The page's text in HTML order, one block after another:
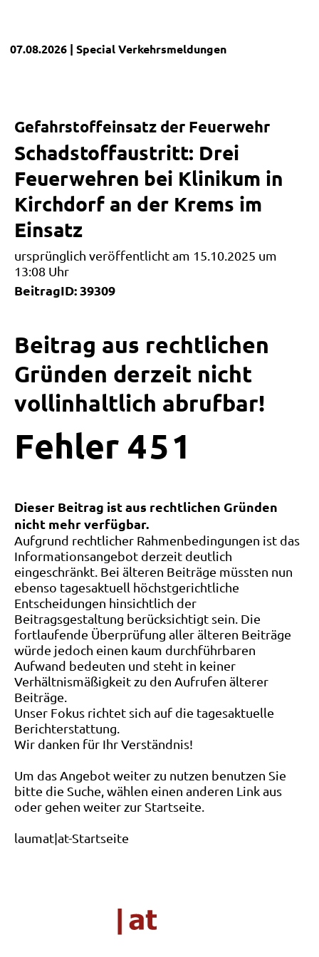
07.08.2026 | SpecialVerkehrsmeldungen
Gefahrstoffeinsatz der Feuerwehr
Schadstoffaustritt: Drei
Feuerwehren bei Klinikum in
Kirchdorf an der Krems im
Einsatz
ursprünglich veröffentlicht am 15.10.2025 um
13:08 Uhr
BeitragID: 39309
Beitrag aus rechtlichen
Gründen derzeit nicht
vollinhaltlich abrufbar!
Fehler 4 5 1
Dieser Beitrag ist aus rechtlichen Gründen
nicht mehr verfügbar.
Aufgrund rechtlicher Rahmenbedingungen ist das
Informationsangebot derzeit deutlich
eingeschränkt. Bei älteren Beiträge müssten nun
ebenso tagesaktuell höchstgerichtliche
Entscheidungen hinsichtlich der
Beitragsgestaltung berücksichtigt sein. Die
fortlaufende Überprüfung aller älteren Beiträge
würde jedoch einen kaum durchführbaren
Aufwand bedeuten und steht in keiner
Verhältnismäßigkeit zu den Aufrufen älterer
Beiträge.
Unser Fokus richtet sich auf die tagesaktuelle
Berichterstattung.
Wir danken für Ihr Verständnis!
Um das Angebot weiter zu nutzen benutzen Sie
bitte die Suche, wählen einen anderen Link aus
oder gehen weiter zur Startseite.
laumat|at-Startseite